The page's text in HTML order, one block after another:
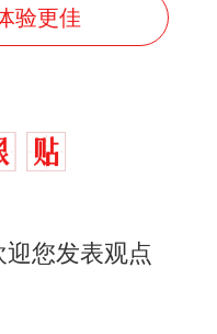
验更佳
您发表观点